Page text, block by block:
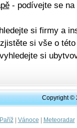
- podívejte se na
si firmy a
si vše o této
si
Copyright ©
Paříž| Vánoce | Meteoradar